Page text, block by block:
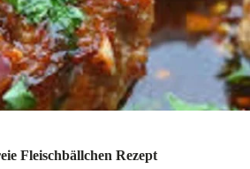
Fleischbällchen Rezept